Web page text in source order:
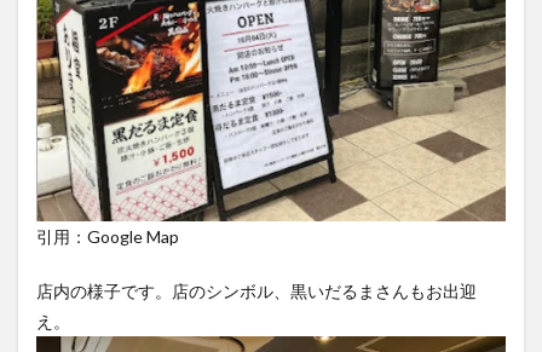
引用：Google Map
店内の様子です。店のシンボル、黒いだるまさんもお出迎
え。